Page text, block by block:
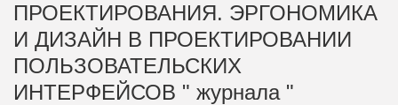
ПРОЕКТИРОВАНИЯ. ЭРГОНОМИКА
И ДИЗАЙН В ПРОЕКТИРОВАНИИ
ПОЛЬЗОВАТЕЛЬСКИХ
ИНТЕРФЕЙСОВ " журнала "